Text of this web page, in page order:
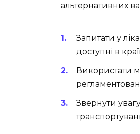
альтернативних
Запитати у
доступні в
Використати
Звернути